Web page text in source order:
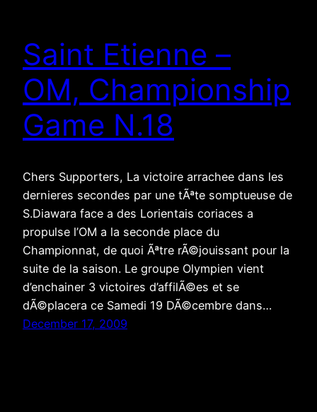
Saint Etienne –
OM, Championship
Game N.18
Chers Supporters, La victoire arrachee dans les
dernieres secondes par une tÃªte somptueuse de
S.Diawara face a des Lorientais coriaces a
propulse l’OM a la seconde place du
Championnat, de quoi Ãªtre rÃ©jouissant pour la
suite de la saison. Le groupe Olympien vient
d’enchainer 3 victoires d’affilÃ©es et se
dÃ©placera ce Samedi 19 DÃ©cembre dans…
December 17, 2009